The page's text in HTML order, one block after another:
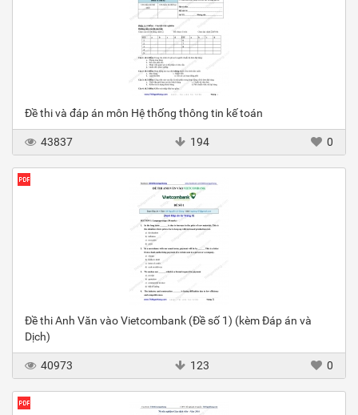
Đề thi và đáp án môn Hệ thống thông tin kế toán
43837 194 0
Đề thi Anh Văn vào Vietcombank (Đề số 1) (kèm Đáp án và
Dịch)
40973 123 0